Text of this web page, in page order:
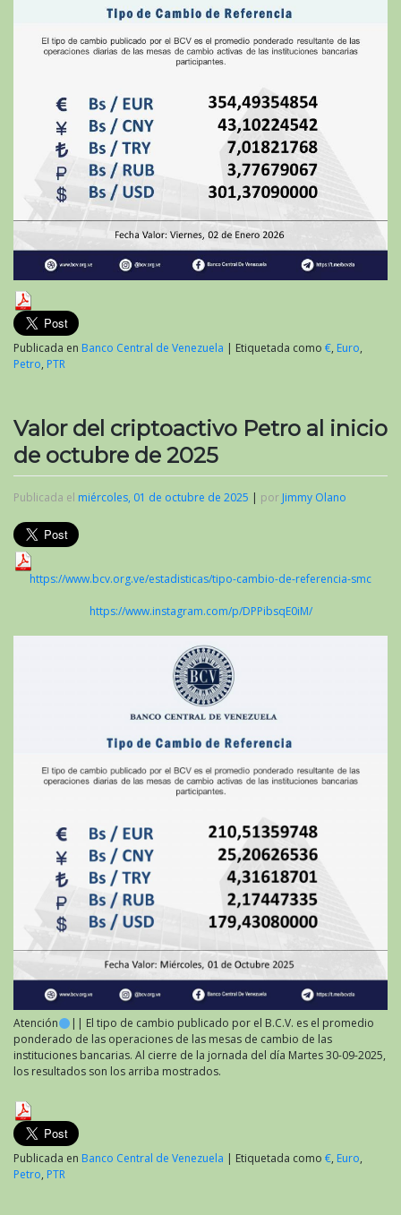
Publicada en Banco Central de Venezuela | Etiquetada como €, Euro,
Petro, PTR
Valor del criptoactivo Petro al inicio
de octubre de 2025
Publicada el miércoles, 01 de octubre de 2025 | por Jimmy Olano
https://www.bcv.org.ve/estadisticas/tipo-cambio-de-referencia-smc
https://www.instagram.com/p/DPPibsqE0iM/
Atención
|| El tipo de cambio publicado por el B.C.V. es el promedio
ponderado de las operaciones de las mesas de cambio de las
instituciones bancarias. Al cierre de la jornada del día Martes 30-09-2025,
los resultados son los arriba mostrados.
Publicada en Banco Central de Venezuela | Etiquetada como €, Euro,
Petro, PTR